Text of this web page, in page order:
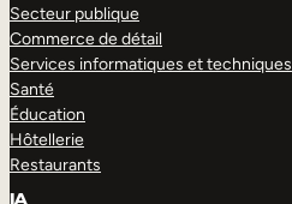
Secteur publique
Commerce de détail
Services informatiques et techniques
Santé
Éducation
Hôtellerie
Restaurants